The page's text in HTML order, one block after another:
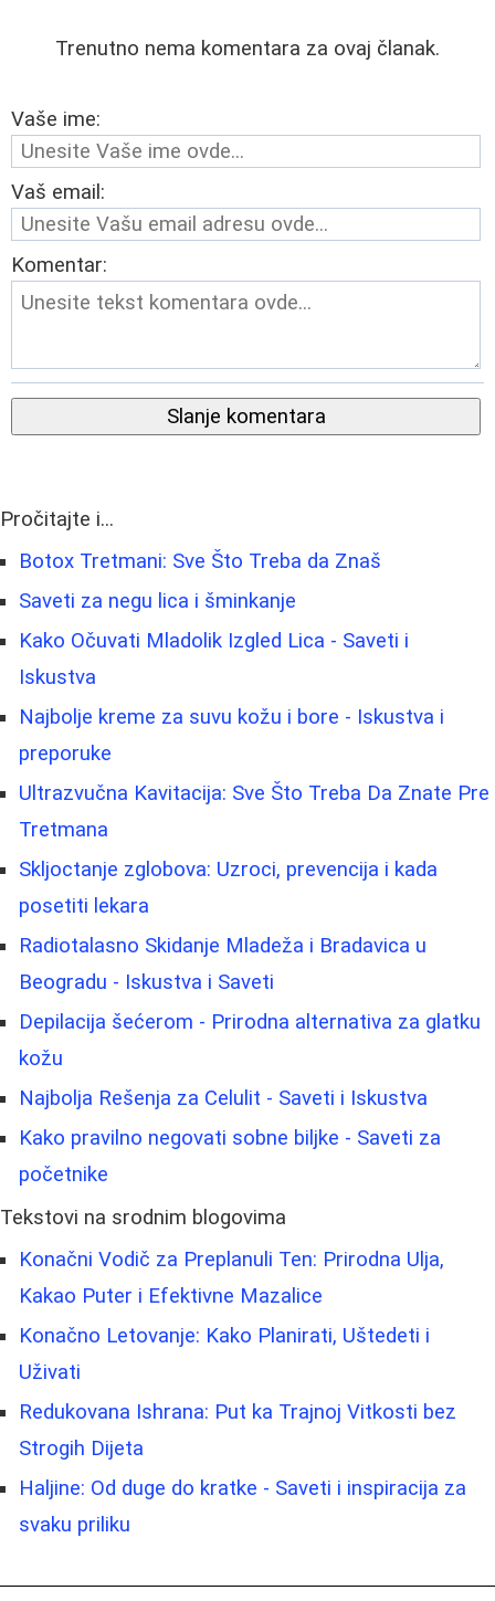
Trenutno nema komentara za ovaj članak.
Vaše ime:
Vaš email:
Komentar:
Slanje komentara
Pročitajte i...
Botox Tretmani: Sve Što Treba da Znaš
Saveti za negu lica i šminkanje
Kako Očuvati Mladolik Izgled Lica - Saveti i
Iskustva
Najbolje kreme za suvu kožu i bore - Iskustva i
preporuke
Ultrazvučna Kavitacija: Sve Što Treba Da Znate Pre
Tretmana
Skljoctanje zglobova: Uzroci, prevencija i kada
posetiti lekara
Radiotalasno Skidanje Mladeža i Bradavica u
Beogradu - Iskustva i Saveti
Depilacija šećerom - Prirodna alternativa za glatku
kožu
Najbolja Rešenja za Celulit - Saveti i Iskustva
Kako pravilno negovati sobne biljke - Saveti za
početnike
Tekstovi na srodnim blogovima
Konačni Vodič za Preplanuli Ten: Prirodna Ulja,
Kakao Puter i Efektivne Mazalice
Konačno Letovanje: Kako Planirati, Uštedeti i
Uživati
Redukovana Ishrana: Put ka Trajnoj Vitkosti bez
Strogih Dijeta
Haljine: Od duge do kratke - Saveti i inspiracija za
svaku priliku